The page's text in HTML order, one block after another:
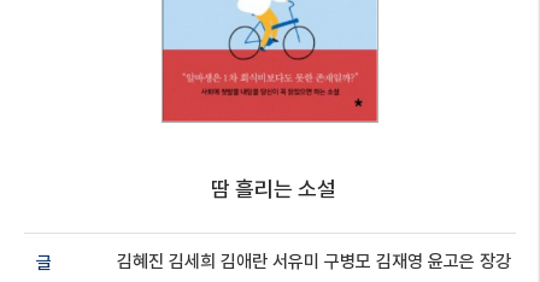
땀 흘리는 소설
글 김혜진 김세희 김애란 서유미 구병모 김재영 윤고은 장강